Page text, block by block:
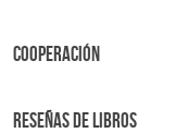
Cooperación
Reseñas de libros